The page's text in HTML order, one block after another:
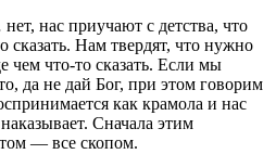
нас приучают с детства, что
сказать. Нам твердят, что нужно
чем что-то сказать. Если мы
да не дай Бог, при этом говорим
как крамола и нас
Сначала этим
— все скопом.